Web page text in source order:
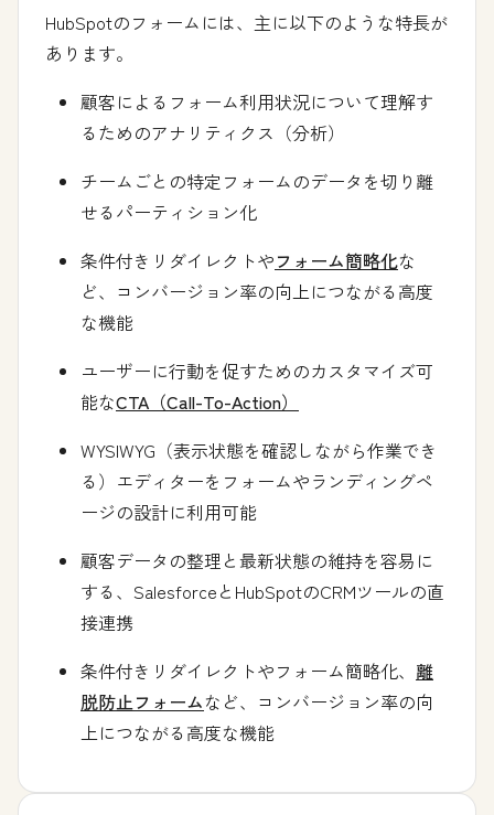
HubSpotのフォームには、主に以下のような特長が
あります。
顧客によるフォーム利用状況について理解す
るためのアナリティクス（分析）
チームごとの特定フォームのデータを切り離
せるパーティション化
条件付きリダイレクトやフォーム簡略化な
ど、コンバージョン率の向上につながる高度
な機能
ユーザーに行動を促すためのカスタマイズ可
能なCTA（Call-To-Action）
WYSIWYG（表示状態を確認しながら作業でき
る）エディターをフォームやランディングペ
ージの設計に利用可能
顧客データの整理と最新状態の維持を容易に
する、SalesforceとHubSpotのCRMツールの直
接連携
条件付きリダイレクトやフォーム簡略化、 離
脱防止フォームなど、コンバージョン率の向
上につながる高度な機能